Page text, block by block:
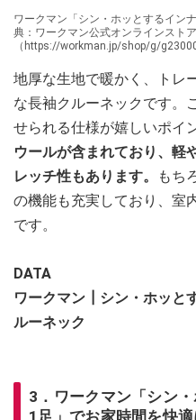
ワークマン「シン・ホッとするイン
典：ワークマン公式オンラインストア
（https://workman.jp/shop/g/
地厚な生地で暖かく、トレ
な長袖クルーネックです。
せられる仕様が嬉しいポイ
ウールが含まれており、軽
レッチ性もあります。
もち
の機能も充実しており、室
です。
DATA
ワークマン┃シン・ホッと
ルーネック
3．ワークマン「シン